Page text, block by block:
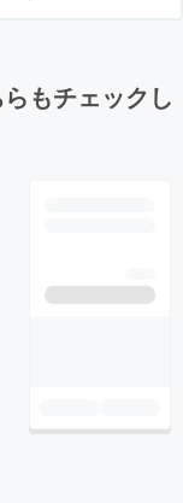
もチェックし